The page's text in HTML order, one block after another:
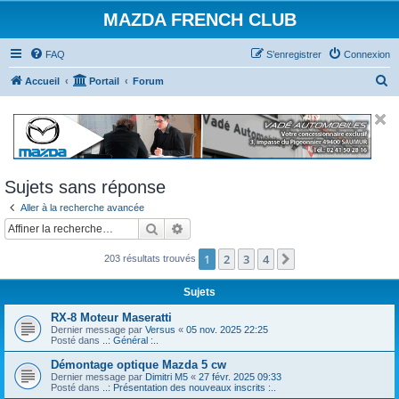
MAZDA FRENCH CLUB
FAQ Connexion
S’enregistrer
Accueil Portail Forum
Sujets sans réponse
Aller à la recherche avancée
Rechercher
203 résultats trouvés 1 2 3 4
Sujets
RX-8 Moteur Maseratti
Dernier message par Versus « 05 nov. 2025 22:25
Posté dans
..: Général :..
Démontage optique Mazda 5 cw
Dernier message par Dimitri M5 « 27 févr. 2025 09:33
Posté dans
..: Présentation des nouveaux inscrits :..